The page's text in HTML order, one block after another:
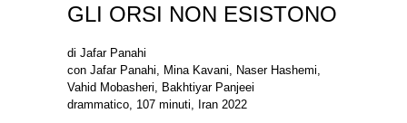
GLI ORSI NON ESISTONO
di Jafar Panahi
con Jafar Panahi, Mina Kavani, Naser Hashemi,
Vahid Mobasheri, Bakhtiyar Panjeei
drammatico, 107 minuti, Iran 2022